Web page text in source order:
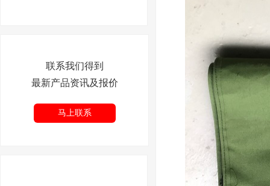
联系我们得到
最新产品资讯及报价
马上联系